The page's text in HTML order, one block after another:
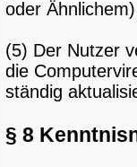
oder
(5) Der Nutzer
die
ständig
§ 8